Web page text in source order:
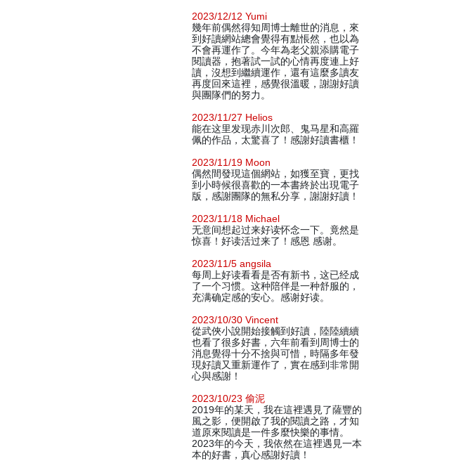
2023/12/12 Yumi
幾年前偶然得知周博士離世的消息，來
到好讀網站總會覺得有點悵然，也以為
不會再運作了。今年為老父親添購電子
閱讀器，抱著試一試的心情再度連上好
讀，沒想到繼續運作，還有這麼多讀友
再度回來這裡，感覺很溫暖，謝謝好讀
與團隊們的努力。
2023/11/27 Helios
能在这里发现赤川次郎、鬼马星和高羅
佩的作品，太驚喜了！感謝好讀書櫃！
2023/11/19 Moon
偶然間發現這個網站，如獲至寶，更找
到小時候很喜歡的一本書終於出現電子
版，感謝團隊的無私分享，謝謝好讀！
2023/11/18 Michael
无意间想起过来好读怀念一下。竟然是
惊喜！好读活过来了！感恩 感谢。
2023/11/5 angsila
每周上好读看看是否有新书，这已经成
了一个习惯。这种陪伴是一种舒服的，
充满确定感的安心。感谢好读。
2023/10/30 Vincent
從武俠小說開始接觸到好讀，陸陸續續
也看了很多好書，六年前看到周博士的
消息覺得十分不捨與可惜，時隔多年發
現好讀又重新運作了，實在感到非常開
心與感謝！
2023/10/23 偷泥
2019年的某天，我在這裡遇見了薩豐的
風之影，便開啟了我的閱讀之路，才知
道原來閱讀是一件多麼快樂的事情。
2023年的今天，我依然在這裡遇見一本
本的好書，真心感謝好讀！